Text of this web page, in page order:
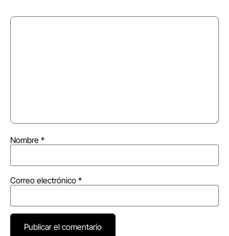
Nombre *
Correo electrónico *